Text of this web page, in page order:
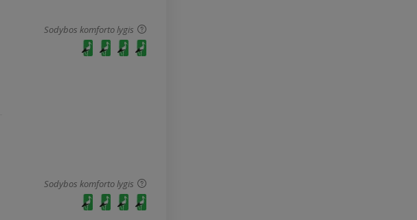
Sodybos komforto lygis
Sodybos komforto lygis